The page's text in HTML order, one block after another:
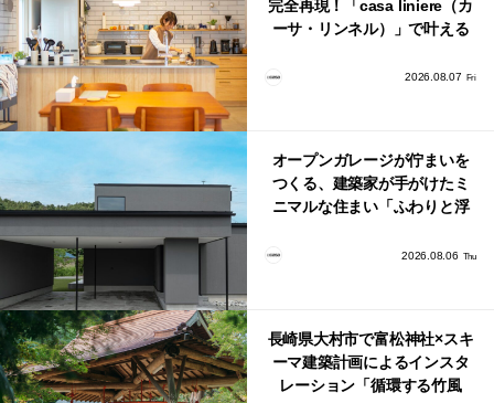
完全再現！「casa liniere（カ
ーサ・リンネル）」で叶える
2026.08.07 Fri
オープンガレージが佇まいを
つくる、建築家が手がけたミ
ニマルな住まい「ふわりと浮
2026.08.06 Thu
長崎県大村市で富松神社×スキ
ーマ建築計画によるインスタ
レーション「循環する竹風